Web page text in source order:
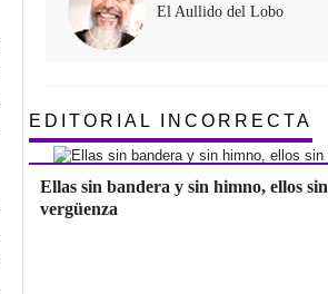
El Aullido del Lobo
EDITORIAL INCORRECTA
Ellas sin bandera y sin himno, ellos sin
vergüenza